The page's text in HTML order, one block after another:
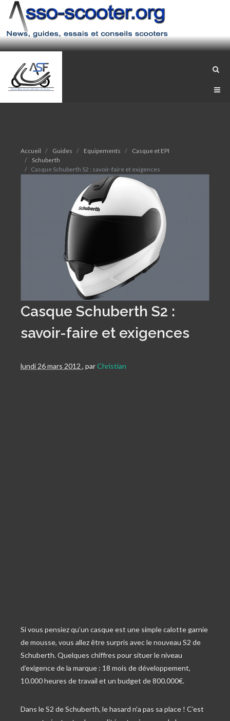
Accueil Guides Equipements
Casque et EPI
Schuberth
Casque Schuberth S2 : savoir-faire et exigences
Casque Schuberth S2 :
savoir-faire et exigences
lundi 26 mars 2012 , parChristian
Si vous pensiez qu’un casque est une simple calotte garnie
de mousse, vous allez être surpris avec le nouveau S2 de
Schuberth. Quelques chiffres pour situer le niveau
d’exigence de la marque : 18 mois de développement,
10.000 heures de travail et un budget de 800.000€.
Dans le S2 de Schuberth, le hasard n’a pas sa place ! C’est